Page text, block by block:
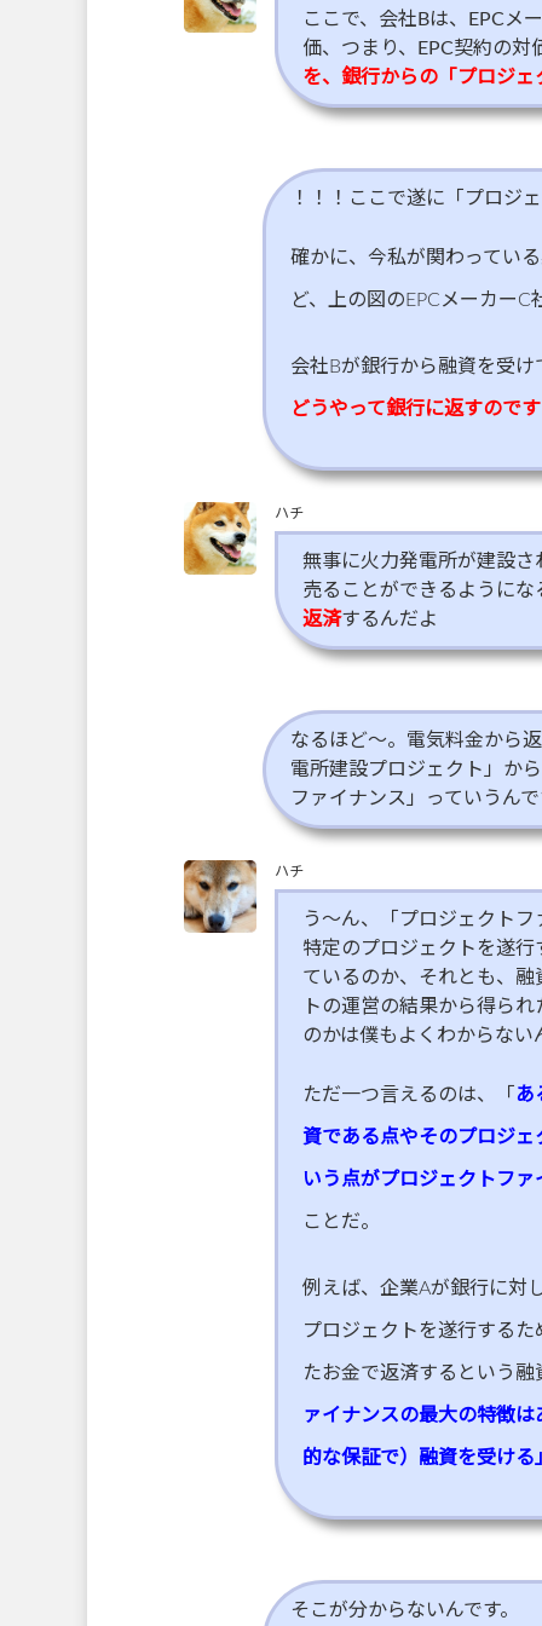
ここで、会社Bは、EPCメ
価、つまり、EPC契約の
を、銀行からの「プロジ
！！！ここで遂に「プロジ
確かに、今私が関わってい
ど、上の図のEPCメーカー
会社Bが銀行から融資を受
どうやって銀行に返すので
ハチ
無事に火力発電所が建設
売ることができるようにな
返済するんだよ
なるほど～。電気料金から
電所建設プロジェクト」か
ファイナンス」っていうん
ハチ
う～ん、「プロジェクト
特定のプロジェクトを遂
ているのか、それとも、
トの運営の結果から得ら
のかは僕もよくわからない
ただ一つ言えるのは、「 あ
資である点やそのプロジ
いう点がプロジェクトフ
ことだ。
例えば、企業Aが銀行に対
プロジェクトを遂行する
たお金で返済するという
ァイナンスの最大の特徴
的な保証で）融資を受ける
そこが分からないんです。